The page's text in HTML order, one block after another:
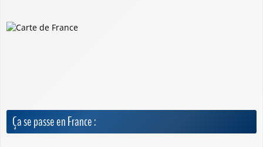
Ça se passe en France :